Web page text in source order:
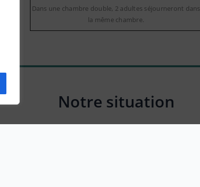
Dans une chambre double, 2 adultes séjourneront dans
la même chambre.
Notre situation
1 Av. de la Serre, 06800 Cagnes-sur-Mer, France